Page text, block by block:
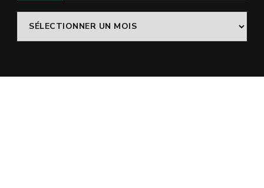
Archives